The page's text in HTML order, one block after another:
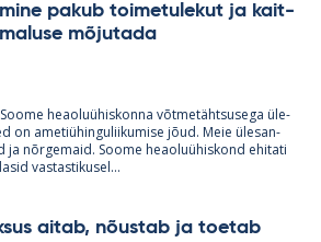
pa­kub toi­me­tu­le­kut ja kait­
mõ­ju­tada
heao­luü­his­konna võt­me­täht­susega üle­
on ame­tiü­hin­gu­lii­ku­mise jõud. Meie üle­san­
ja nõr­ge­maid. Soome heao­luü­his­kond ehi­tati
vas­tas­ti­kusel...
ai­tab, nõus­tab ja toe­tab